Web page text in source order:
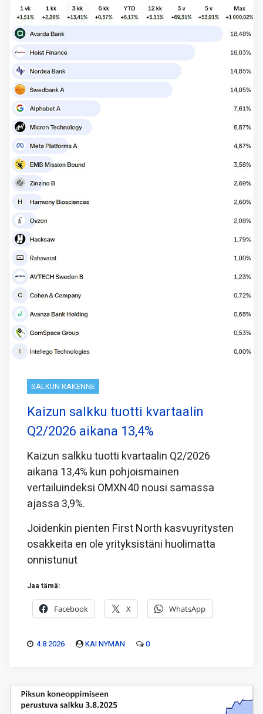
SALKUN RAKENNE
Kaizun salkku tuotti kvartaalin
Q2/2026 aikana 13,4%
Kaizun salkku tuotti kvartaalin Q2/2026
aikana 13,4% kun pohjoismainen
vertailuindeksi OMXN40 nousi samassa
ajassa 3,9%.
Joidenkin pienten First North kasvuyritysten
osakkeita en ole yrityksistäni huolimatta
onnistunut
Jaa tämä:
Facebook X WhatsApp
4.8.2026 KAI NYMAN 0